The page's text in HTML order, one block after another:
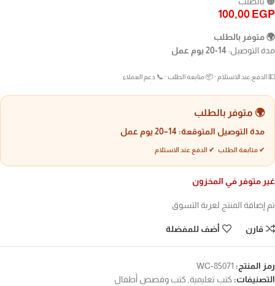
100,00 EGP
🌍 متوفر بالطلب
مدة التوصيل: 14-20 يوم عمل
💵 الدفع عند الاستلام · 📦 متابعة الطلب · 📞 دعم العملاء
🌍 متوفر بالطلب
مدة التوصيل المتوقعة: 14–20 يوم عمل
✔ متابعة الطلب ✔ الدفع عند الاستلام
غير متوفر في المخزون
تم إضافة المنتج لعربة التسوق
قارن أضف للمفضلة
رمز المنتج: WC-85071
التصنيفات: كتب تعليمية, كتب وقصص أطفال